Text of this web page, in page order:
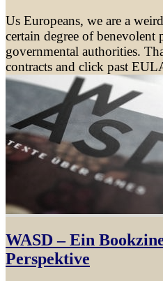
Us Europeans, we are a
certain degree of benevolent
governmental authorities.
contracts and click past
WASD – Ein
Perspektive